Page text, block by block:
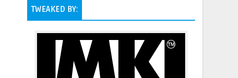
TWEAKED BY: